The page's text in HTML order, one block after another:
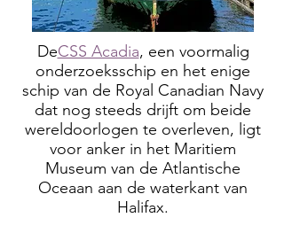
DeCSS Acadia, een voormalig
onderzoeksschip en het enige
schip van de Royal Canadian Navy
dat nog steeds drijft om beide
wereldoorlogen te overleven, ligt
voor anker in het Maritiem
Museum van de Atlantische
Oceaan aan de waterkant van
Halifax.